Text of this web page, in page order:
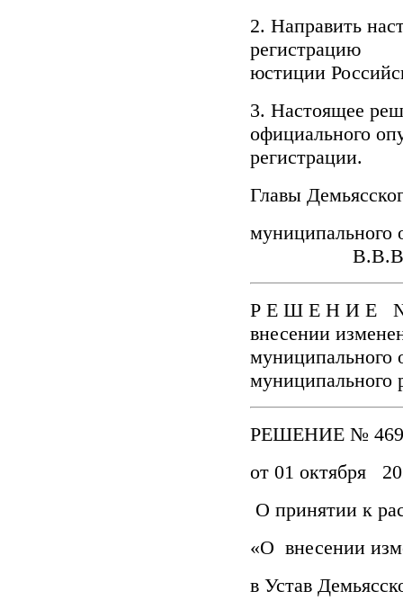
2. Направить
юстиции
3. Настоящее
официального
регистрации.
Главы
Р Е Ш Е Н И Е
внесении
муниципального
муниципального
РЕШЕНИЕ №
от 01 октября
О принятии к
«О внесении
в Устав